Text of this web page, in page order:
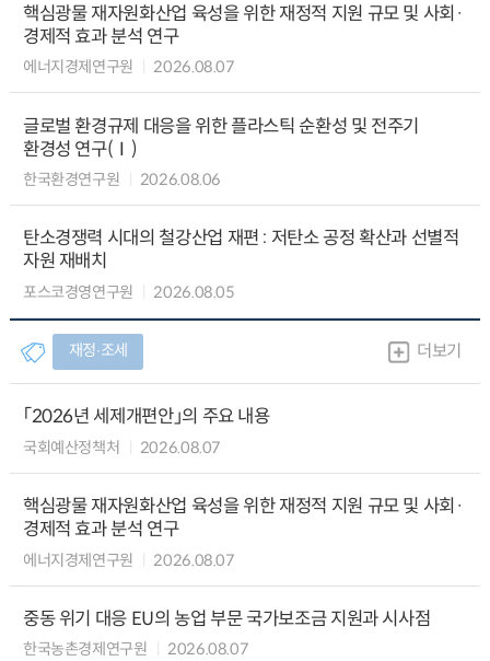
핵심광물 재자원화산업 육성을 위한 재정적 지원 규모 및 사회·
경제적 효과 분석 연구
에너지경제연구원 2026.08.07
글로벌 환경규제 대응을 위한 플라스틱 순환성 및 전주기
환경성 연구(Ⅰ)
한국환경연구원 2026.08.06
탄소경쟁력 시대의 철강산업 재편 : 저탄소 공정 확산과 선별적
자원 재배치
포스코경영연구원 2026.08.05
재정∙조세 더보기
「2026년 세제개편안」의 주요 내용
국회예산정책처 2026.08.07
핵심광물 재자원화산업 육성을 위한 재정적 지원 규모 및 사회·
경제적 효과 분석 연구
에너지경제연구원 2026.08.07
중동 위기 대응 EU의 농업 부문 국가보조금 지원과 시사점
한국농촌경제연구원 2026.08.07